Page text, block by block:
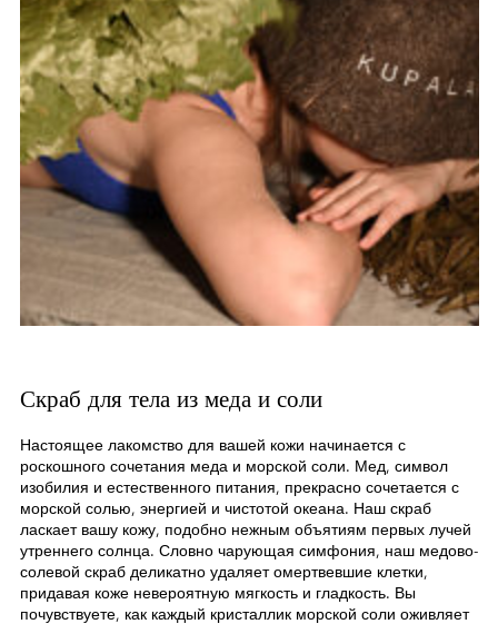
Скраб для тела из меда и соли
Настоящее лакомство для вашей кожи начинается с
роскошного сочетания меда и морской соли. Мед, символ
изобилия и естественного питания, прекрасно сочетается с
морской солью, энергией и чистотой океана. Наш скраб
ласкает вашу кожу, подобно нежным объятиям первых лучей
утреннего солнца. Словно чарующая симфония, наш медово-
солевой скраб деликатно удаляет омертвевшие клетки,
придавая коже невероятную мягкость и гладкость. Вы
почувствуете, как каждый кристаллик морской соли оживляет